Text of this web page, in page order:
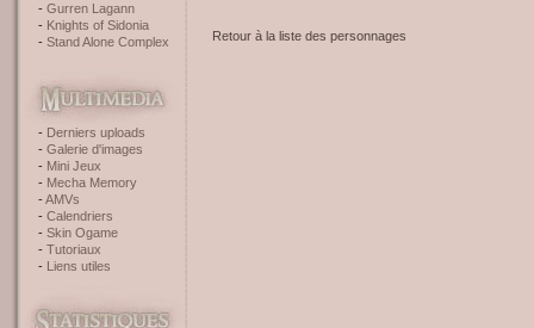
Gurren Lagann
Knights of Sidonia
Stand Alone Complex
Derniers uploads
Galerie d'images
Mini Jeux
Mecha Memory
AMVs
Calendriers
Skin Ogame
Tutoriaux
Liens utiles
Retour à la liste des personnages